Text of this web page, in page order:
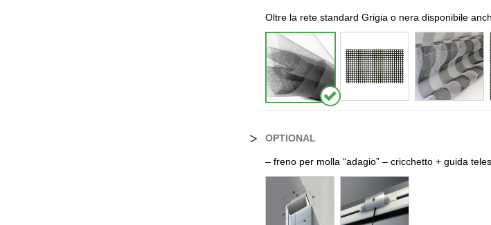
Oltre la rete standard Grigia o nera disponibile
OPTIONAL
– freno per molla “adagio” – cricchetto + guida